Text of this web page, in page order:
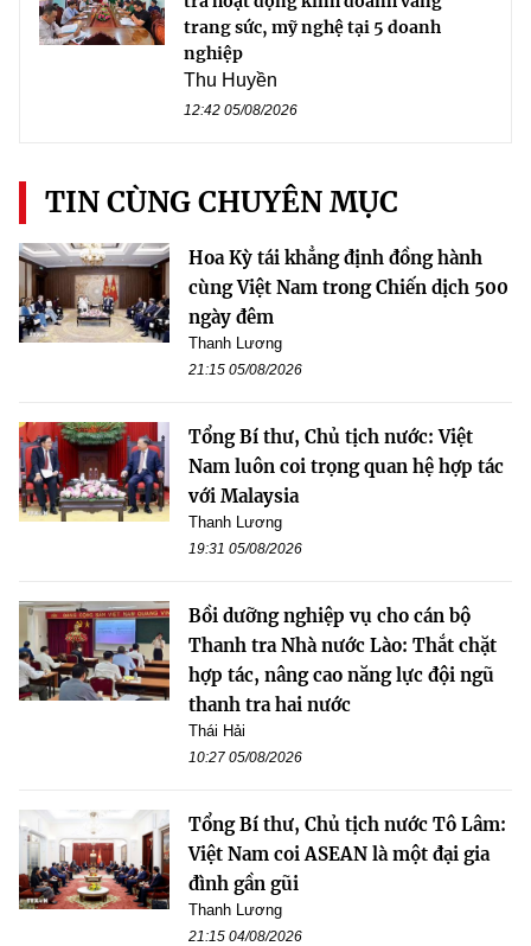
trang sức, mỹ nghệ tại 5 doanh
nghiệp
Thu Huyền
12:42 05/08/2026
TIN CÙNG CHUYÊN MỤC
Hoa Kỳ tái khẳng định đồng hành
cùng Việt Nam trong Chiến dịch 500
ngày đêm
Thanh Lương
21:15 05/08/2026
Tổng Bí thư, Chủ tịch nước: Việt
Nam luôn coi trọng quan hệ hợp tác
với Malaysia
Thanh Lương
19:31 05/08/2026
Bồi dưỡng nghiệp vụ cho cán bộ
Thanh tra Nhà nước Lào: Thắt chặt
hợp tác, nâng cao năng lực đội ngũ
thanh tra hai nước
Thái Hải
10:27 05/08/2026
Tổng Bí thư, Chủ tịch nước Tô Lâm:
Việt Nam coi ASEAN là một đại gia
đình gần gũi
Thanh Lương
21:15 04/08/2026